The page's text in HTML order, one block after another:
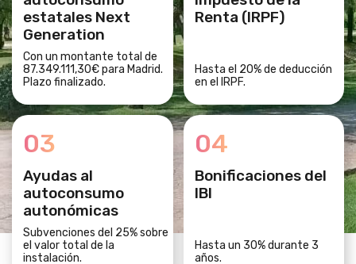
estatales Next
Generation
Con un montante total de
87.349.111,30€ para Madrid.
Plazo finalizado.
Renta (IRPF)
Hasta el 20% de deducción
en el IRPF.
03
Ayudas al
autoconsumo
autonómicas
Subvenciones del 25% sobre
el valor total de la
instalación.
04
Bonificaciones del
IBI
Hasta un 30% durante 3
años.